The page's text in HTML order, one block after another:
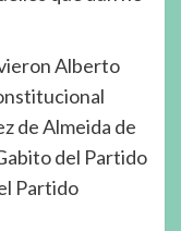
Alberto
de Almeida de
del Partido
Partido